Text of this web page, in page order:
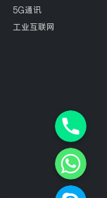
5G通讯
工业互联网
Skype